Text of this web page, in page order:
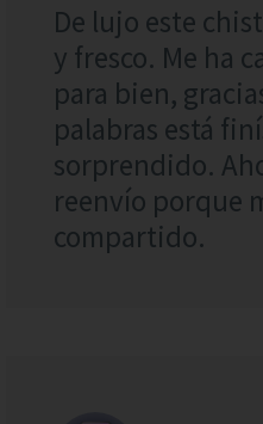
De lujo este
y fresco. Me ha
para bien,
palabras está
sorprendido.
reenvío porque
compartido.